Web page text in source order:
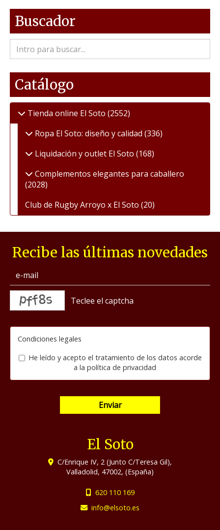
Buscador
Catálogo
Tienda online El Soto (2552)
Ropa El Soto: diseño y calidad (336)
Liquidación y outlet El Soto (168)
Complementos elegantes para caballero
(2028)
Club de Rugby Arroyo x El Soto (20)
Recibe las últimas novedades
Condiciones legales
He leído y acepto el tratamiento de los datos acorde
a la política de privacidad
Enviar
El Soto
C/Enrique IV, 2 (Junto C/Teresa Gil),
Valladolid, 47002, (España)
620 110 169
info
elsoto.es